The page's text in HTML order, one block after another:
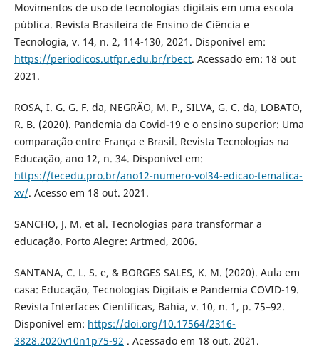
Movimentos de uso de tecnologias digitais em uma escola
pública. Revista Brasileira de Ensino de Ciência e
Tecnologia, v. 14, n. 2, 114-130, 2021. Disponível em:
https://periodicos.utfpr.edu.br/rbect. Acessado em: 18 out
2021.
ROSA, I. G. G. F. da, NEGRÃO, M. P., SILVA, G. C. da, LOBATO,
R. B. (2020). Pandemia da Covid-19 e o ensino superior: Uma
comparação entre França e Brasil. Revista Tecnologias na
Educação, ano 12, n. 34. Disponível em:
https://tecedu.pro.br/ano12-numero-vol34-edicao-tematica-
xv/. Acesso em 18 out. 2021.
SANCHO, J. M. et al. Tecnologias para transformar a
educação. Porto Alegre: Artmed, 2006.
SANTANA, C. L. S. e, & BORGES SALES, K. M. (2020). Aula em
casa: Educação, Tecnologias Digitais e Pandemia COVID-19.
Revista Interfaces Científicas, Bahia, v. 10, n. 1, p. 75–92.
Disponível em: https://doi.org/10.17564/2316-
3828.2020v10n1p75-92 . Acessado em 18 out. 2021.